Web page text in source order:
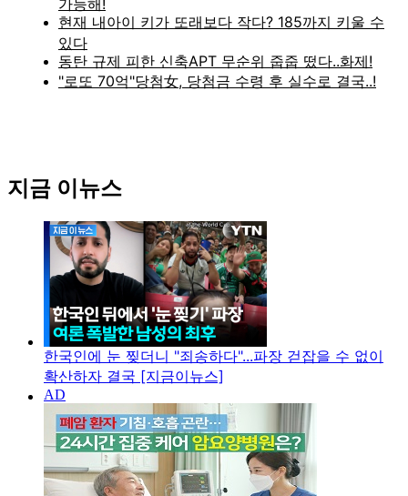
지금 이뉴스
한국인에 눈 찢더니 "죄송하다"...파장 걷잡을 수 없이
확산하자 결국 [지금이뉴스]